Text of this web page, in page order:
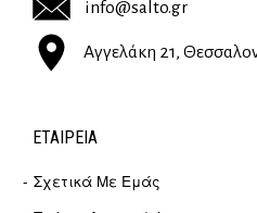
info@salto.gr
Αγγελάκη 21,
ΕΤΑΙΡΕΊΑ
Σχετικά Με Εμάς